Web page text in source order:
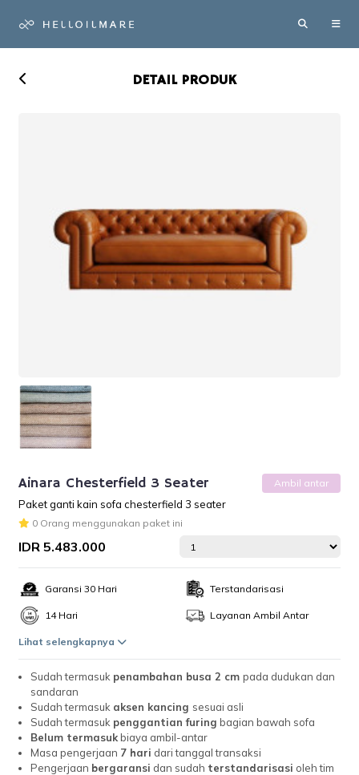
DETAIL PRODUK
Ainara Chesterfield 3 Seater Ambil antar
Paket ganti kain sofa chesterfield 3 seater
0 Orang menggunakan paket ini
IDR 5.483.000
Garansi 30 Hari Terstandarisasi
14 Hari Layanan Ambil Antar
Lihat selengkapnya
Sudah termasuk penambahan busa 2 cmpada dudukan dan
sandaran
Sudah termasuk aksen kancing sesuai asli
Sudah termasuk penggantian furing bagian bawah sofa
Belum termasuk biaya ambil-antar
Masa pengerjaan 7 hari dari tanggal transaksi
Pengerjaan bergaransi dan sudah terstandarisasi oleh tim